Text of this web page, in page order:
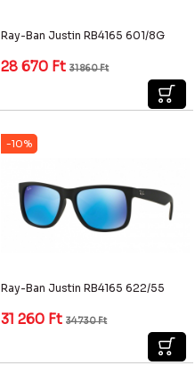
Ray-Ban Justin RB4165 601/8G
28 670 Ft 31 860Ft
-10%
Ray-Ban Justin RB4165 622/55
31 260 Ft 34 730Ft